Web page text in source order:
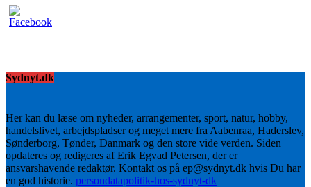
Sydnyt.dk
Her kan du læse om nyheder, arrangementer, sport, natur, hobby,
handelslivet, arbejdspladser og meget mere fra Aabenraa, Haderslev,
Sønderborg, Tønder, Danmark og den store vide verden. Siden
opdateres og redigeres af Erik Egvad Petersen, der er
ansvarshavende redaktør. Kontakt os på ep@sydnyt.dk hvis Du har
en god historie. persondatapolitik-hos-sydnyt-dk